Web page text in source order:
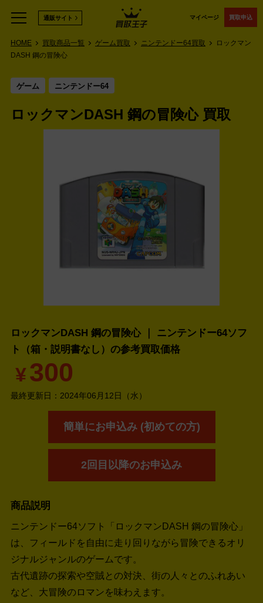
マイページ 買取申込
通販サイト
HOME 買取商品一覧 ゲーム買取 ニンテンドー64買取
ロックマン
DASH 鋼の冒険心
ゲーム ニンテンドー64
ロックマンDASH 鋼の冒険心 買取
ロックマンDASH 鋼の冒険心 ｜ ニンテンドー64ソフ
ト（箱・説明書なし）の参考買取価格
¥300
最終更新日： 2024年06月12日（水）
簡単にお申込み (初めての方)
2回目以降のお申込み
商品説明
ニンテンドー64ソフト「ロックマンDASH 鋼の冒険心」
は、フィールドを自由に走り回りながら冒険できるオリ
ジナルジャンルのゲームです。
古代遺跡の探索や空賊との対決、街の人々とのふれあい
など、大冒険のロマンを味わえます。